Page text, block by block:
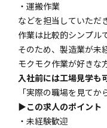
・運搬作業
などを担当していただ
作業は比較的シンプル
そのため、製造業が未
モクモク作業が好きな
入社前には工場見学も
「実際の職場を見てか
▶この求人のポイント
・未経験歓迎